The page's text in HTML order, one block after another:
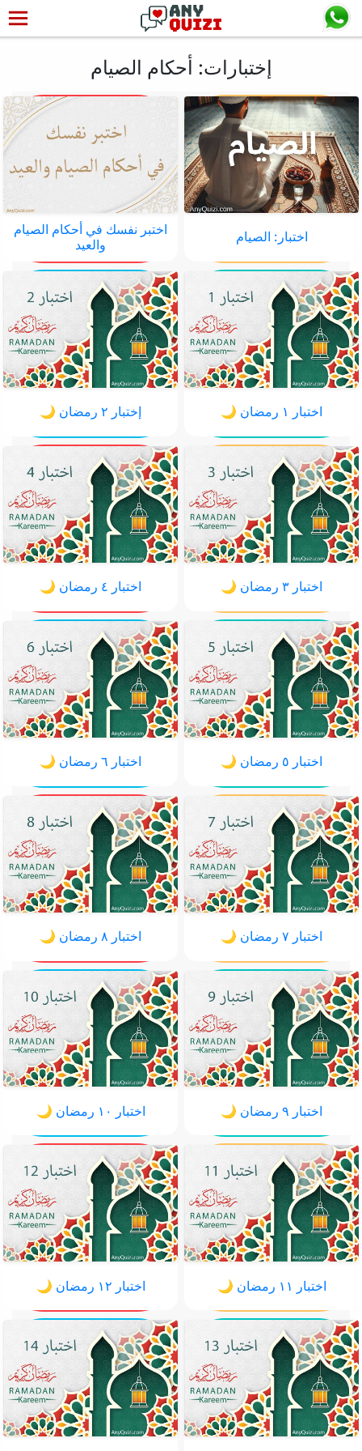
إختبارات: أحكام الصيام
اختبار: الصيام
اختبر نفسك في أحكام الصيام
والعيد
اختبار ١ رمضان 🌙 إختبار ٢ رمضان 🌙
اختبار ٣ رمضان 🌙 اختبار ٤ رمضان 🌙
اختبار ٥ رمضان 🌙 اختبار ٦ رمضان 🌙
اختبار ٧ رمضان 🌙 اختبار ٨ رمضان 🌙
اختبار ٩ رمضان 🌙 اختبار ١٠ رمضان 🌙
اختبار ١١ رمضان 🌙 اختبار ١٢ رمضان 🌙